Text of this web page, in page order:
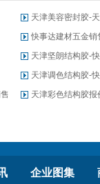
天津美容密封胶-
快事达建材五金
天津坚朗结构胶-
天津调色结构胶-
天津彩色结构胶
企业图集